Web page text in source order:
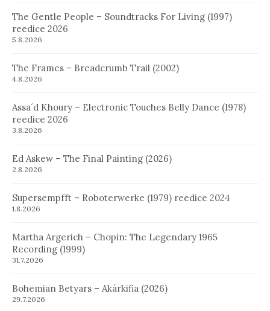
The Gentle People – Soundtracks For Living (1997)
reedice 2026
5.8.2026
The Frames – Breadcrumb Trail (2002)
4.8.2026
Assa´d Khoury – Electronic Touches Belly Dance (1978)
reedice 2026
3.8.2026
Ed Askew – The Final Painting (2026)
2.8.2026
Supersempfft – Roboterwerke (1979) reedice 2024
1.8.2026
Martha Argerich – Chopin: The Legendary 1965
Recording (1999)
31.7.2026
Bohemian Betyars – Akárkifia (2026)
29.7.2026